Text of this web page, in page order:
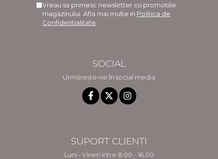
Vreau sa primesc newsletter cu promotiile
magazinului. Afla mai multe in Politica de
Confidentialitate
SOCIAL
Urmărește-ne în social media
SUPORT CLIENȚI
Luni - Vineri intre 8.00 - 16.00